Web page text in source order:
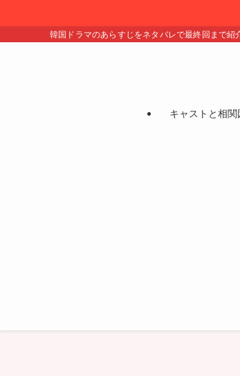
韓国ドラマのあらすじをネタバレで最終回まで紹
キャストと相関